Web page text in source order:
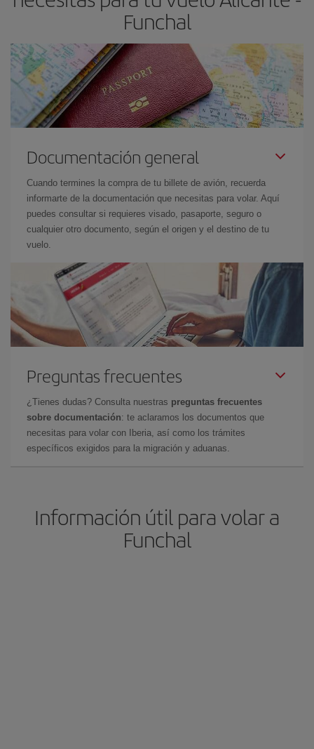
Funchal
Documentación general
Cuando termines la compra de tu billete de avión, recuerda
informarte de la documentación que necesitas para volar. Aquí
puedes consultar si requieres visado, pasaporte, seguro o
cualquier otro documento, según el origen y el destino de tu
vuelo.
Preguntas frecuentes
¿Tienes dudas? Consulta nuestras preguntas frecuentes
sobre documentación: te aclaramos los documentos que
necesitas para volar con Iberia, así como los trámites
específicos exigidos para la migración y aduanas.
Información útil para volar a
Funchal